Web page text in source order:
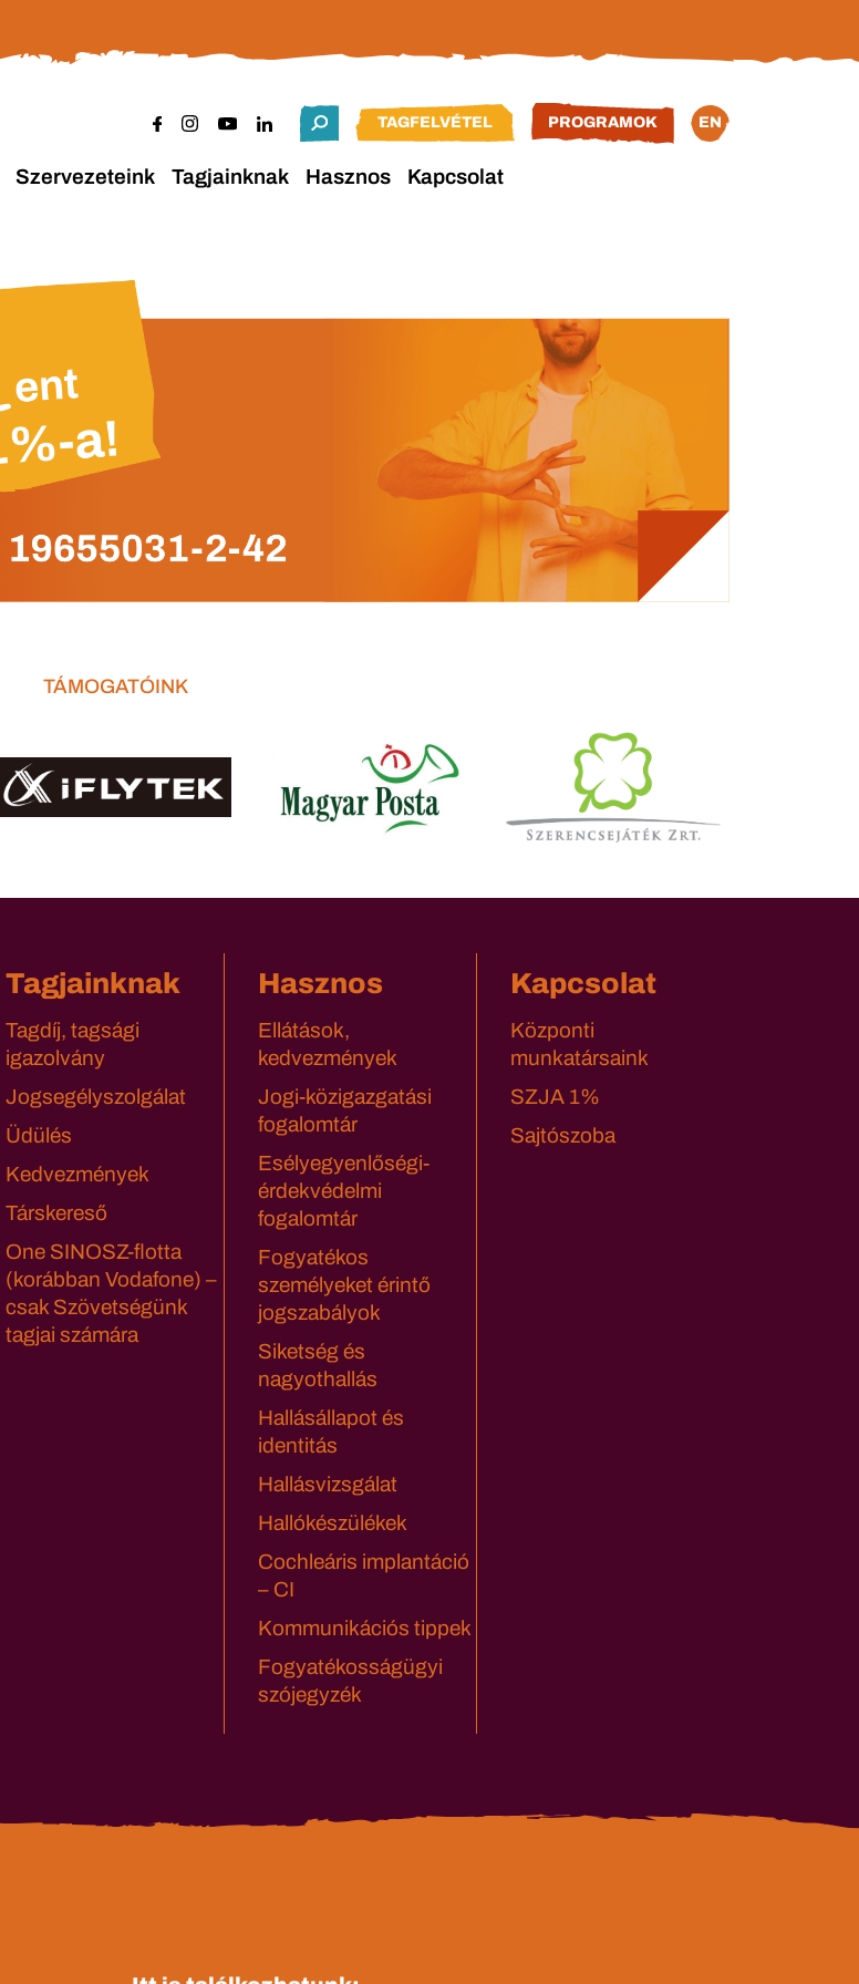
TAGFELVÉTEL PROGRAMOK EN
Szervezeteink Tagjainknak Hasznos Kapcsolat
TÁMOGATÓINK
Tagjainknak
Tagdíj, tagsági
igazolvány
Jogsegélyszolgálat
Üdülés
Kedvezmények
Társkereső
One SINOSZ-flotta
(korábban Vodafone) –
csak Szövetségünk
tagjai számára
Hasznos
Ellátások,
kedvezmények
Jogi-közigazgatási
fogalomtár
Esélyegyenlőségi-
érdekvédelmi
fogalomtár
Fogyatékos
személyeket érintő
jogszabályok
Siketség és
nagyothallás
Hallásállapot és
identitás
Hallásvizsgálat
Hallókészülékek
Cochleáris implantáció
– CI
Kommunikációs tippek
Fogyatékosságügyi
szójegyzék
Kapcsolat
Központi
munkatársaink
SZJA 1%
Sajtószoba